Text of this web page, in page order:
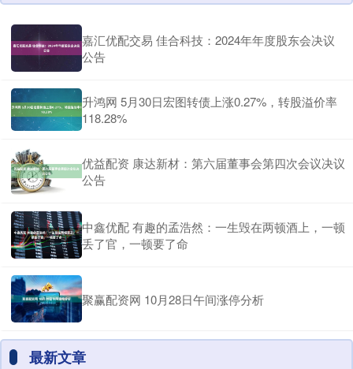
嘉汇优配交易 佳合科技：2024年年度股东会决议
公告
升鸿网 5月30日宏图转债上涨0.27%，转股溢价率
118.28%
优益配资 康达新材：第六届董事会第四次会议决议
公告
中鑫优配 有趣的孟浩然：一生毁在两顿酒上，一顿
丢了官，一顿要了命
聚赢配资网 10月28日午间涨停分析
最新文章